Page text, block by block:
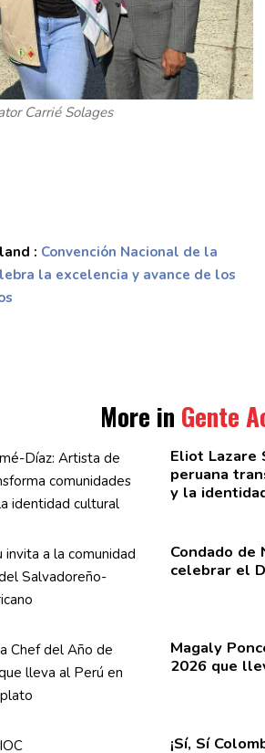
Carrié Solages
: Convención Nacional de la
la excelencia y avance de los
More in Gente
Eliot Lazare
peruana
y la
Condado de
celebrar el
Magaly
2026 que
¡Sí, Sí